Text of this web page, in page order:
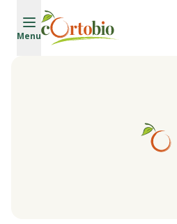
Vai al contenuto principale
Menu